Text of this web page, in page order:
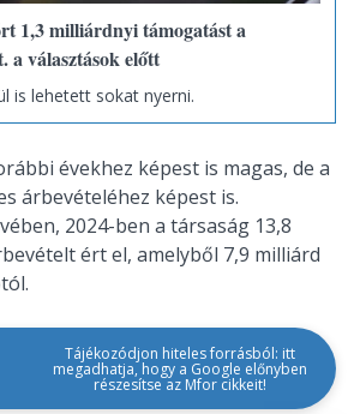
1,3 milliárdnyi támogatást a
a választások előtt
is lehetett sokat nyerni.
évekhez képest is magas, de a
árbevételéhez képest is.
2024-ben a társaság 13,8
ért el, amelyből 7,9 milliárd
Tájékozódjon hiteles forrásból: itt
megadhatja, hogy a Google előnyben
részesítse az Mfor cikkeit!